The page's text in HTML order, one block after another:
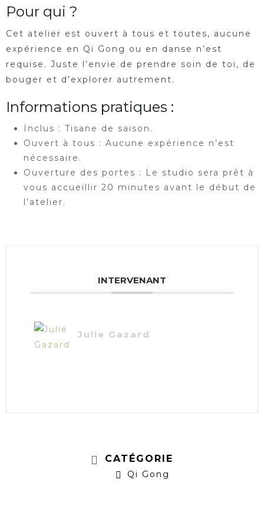
Pour qui ?
Cet atelier est ouvert à tous et toutes, aucune
expérience en Qi Gong ou en danse n’est
requise. Juste l’envie de prendre soin de toi, de
bouger et d’explorer autrement.
Informations pratiques :
Inclus : Tisane de saison.
Ouvert à tous : Aucune expérience n’est
nécessaire.
Ouverture des portes : Le studio sera prêt à
vous accueillir 20 minutes avant le début de
l’atelier.
INTERVENANT
Julie Gazard
CATÉGORIE
Qi Gong